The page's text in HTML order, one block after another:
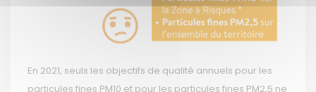
En 2021, seuls les objectifs de qualité annuels pour les
particules fines PM10 et pour les particules fines PM2,5 ne